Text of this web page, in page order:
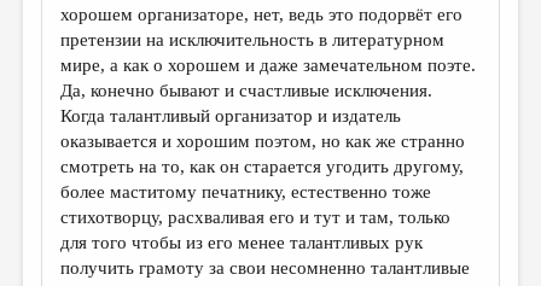
хорошем организаторе, нет, ведь это подорвёт его
претензии на исключительность в литературном
мире, а как о хорошем и даже замечательном поэте.
Да, конечно бывают и счастливые исключения.
Когда талантливый организатор и издатель
оказывается и хорошим поэтом, но как же странно
смотреть на то, как он старается угодить другому,
более маститому печатнику, естественно тоже
стихотворцу, расхваливая его и тут и там, только
для того чтобы из его менее талантливых рук
получить грамоту за свои несомненно талантливые